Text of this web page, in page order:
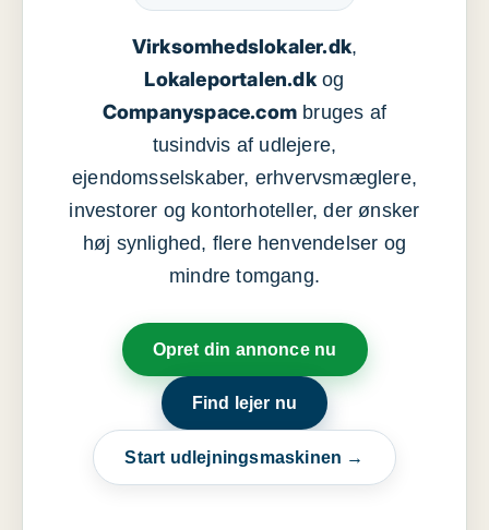
Virksomhedslokaler.dk,
Lokaleportalen.dkog
Companyspace.com bruges af
tusindvis af udlejere,
ejendomsselskaber, erhvervsmæglere,
investorer og kontorhoteller, der ønsker
høj synlighed, flere henvendelser og
mindre tomgang.
Opret din annonce nu
Find lejer nu
Start udlejningsmaskinen →